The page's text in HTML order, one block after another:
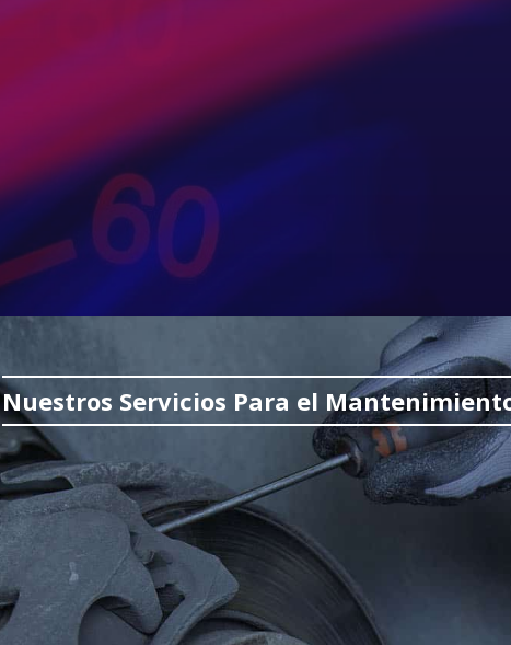
Nuestros Servicios Para el